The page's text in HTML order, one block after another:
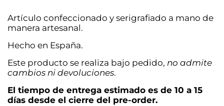
Artículo confeccionado y serigrafiado a mano de
manera artesanal.
Hecho en España.
Este producto se realiza bajo pedido, no admite
cambios ni devoluciones.
El tiempo de entrega estimado es de 10 a 15
días desde el cierre del pre-order.